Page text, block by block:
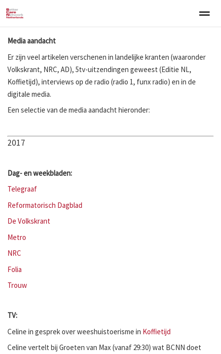
Welkom Over BCNN
Home Nieuws Agenda E-mail
Media aandacht
Er zijn veel artikelen verschenen in landelijke kranten (waaronder
Volkskrant, NRC, AD), 5tv-uitzendingen geweest (Editie NL,
Koffietijd), interviews op de radio (radio 1, funx radio) en in de
digitale media.
Een selectie van de media aandacht hieronder:
2017
Dag- en weekbladen:
Telegraaf
Reformatorisch Dagblad
De Volkskrant
Metro
NRC
Folia
Trouw
TV:
Celine in gesprek over weeshuistoerisme in Koffietijd
Celine vertelt bij Groeten van Max (vanaf 29:30) wat BCNN doet